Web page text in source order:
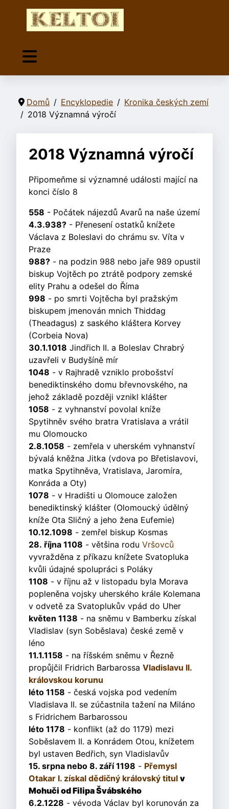
Domů Encyklopedie
Kronika českých zemí
2018 Významná výročí
2018 Významná výročí
Připomeňme si významné události mající na
konci číslo 8
558 - Počátek nájezdů Avarů na naše území
4.3.938? - Přenesení ostatků knížete
Václava z Boleslavi do chrámu sv. Víta v
Praze
988? - na podzin 988 nebo jaře 989 opustil
biskup Vojtěch po ztrátě podpory zemské
elity Prahu a odešel do Říma
998 - po smrti Vojtěcha byl pražským
biskupem jmenován mnich Thiddag
(Theadagus) z saského kláštera Korvey
(Corbeia Nova)
30.1.1018 Jindřich II. a Boleslav Chrabrý
uzavřeli v Budyšíně mír
1048 - v Rajhradě vzniklo probošství
benediktinského domu břevnovského, na
jehož základě později vznikl klášter
1058 - z vyhnanství povolal kníže
Spytihněv svého bratra Vratislava a vrátil
mu Olomoucko
2.8.1058 - zemřela v uherském vyhnanství
bývalá kněžna Jitka (vdova po Břetislavovi,
matka Spytihněva, Vratislava, Jaromíra,
Konráda a Oty)
1078 - v Hradišti u Olomouce založen
benediktinský klášter (Olomoucký údělný
kníže Ota Sličný a jeho žena Eufemie)
10.12.1098 - zemřel biskup Kosmas
28. října 1108 - většina rodu Vršovců
vyvražděna z příkazu knížete Svatopluka
kvůli údajné spolupráci s Poláky
1108 - v říjnu až v listopadu byla Morava
popleněna vojsky uherského krále Kolemana
v odvetě za Svatoplukův vpád do Uher
květen 1138 - na sněmu v Bamberku získal
Vladislav (syn Soběslava) české země v
léno
11.1.1158 - na říšském sněmu v Řezně
propůjčil Fridrich Barbarossa Vladislavu II.
královskou korunu
léto 1158 - česká vojska pod vedením
Vladislava II. se zúčastnila tažení na Miláno
s Fridrichem Barbarossou
léto 1178 - konflikt (až do 1179) mezi
Soběslavem II. a Konrádem Otou, knížetem
byl ustaven Bedřich, syn Vladislavův
15. srpna nebo 8. září 1198 - Přemysl
Otakar I. získal dědičný královský titul v
Mohuči od Filipa Švábského
6.2.1228 - vévoda Václav byl korunován za